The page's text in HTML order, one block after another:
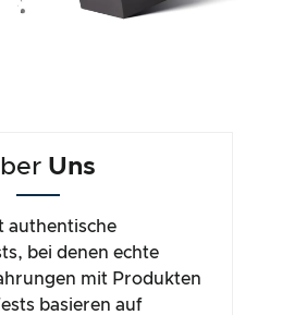
Uns
authentische
bei denen echte
mit Produkten
basieren auf